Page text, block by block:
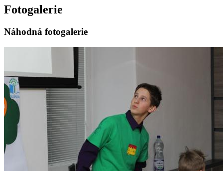
Fotogalerie
Náhodná fotogalerie